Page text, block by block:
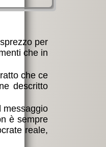
per
che in
che ce
descritto
messaggio
è sempre
reale,